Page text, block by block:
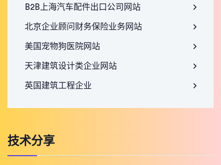
B2B上海汽车配件出口公司网站
北京企业顾问财务保险业务网站
美国宠物狗医院网站
天津建筑设计类企业网站
英国建筑工程企业
技术分享